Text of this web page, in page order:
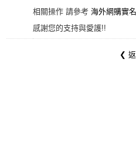
相關操作 請參考海外網購實
感謝您的支持與愛護!!
❮